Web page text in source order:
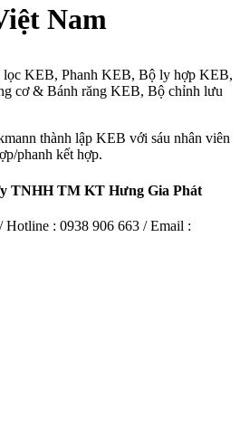
Nam
lọc KEB, Phanh KEB, Bộ ly hợp KEB,
cơ & Bánh răng KEB, Bộ chỉnh lưu
thành lập KEB với sáu nhân viên
phanh kết hợp.
TNHH TM KT Hưng Gia Phát
: 0938 906 663 / Email :